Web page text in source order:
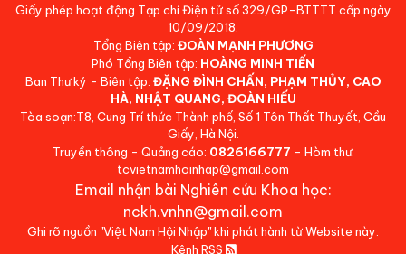
Giấy phép hoạt động Tạp chí Điện tử số 329/GP-BTTTT cấp ngày
10/09/2018.
Tổng Biên tập: ĐOÀN MẠNH PHƯƠNG
Phó Tổng Biên tập: HOÀNG MINH TIẾN
Ban Thư ký - Biên tập: ĐẶNG ĐÌNH CHẤN, PHẠM THỦY, CAO
HÀ, NHẬT QUANG, ĐOÀN HIẾU
Tòa soạn:T8, Cung Trí thức Thành phố, Số 1 Tôn Thất Thuyết, Cầu
Giấy, Hà Nội.
Truyền thông - Quảng cáo: 0826166777 - Hòm thư:
tcvietnamhoinhap@gmail.com
Email nhận bài Nghiên cứu Khoa học:
nckh.vnhn@gmail.com
Ghi rõ nguồn "Việt Nam Hội Nhập" khi phát hành từ Website này.
Kênh RSS